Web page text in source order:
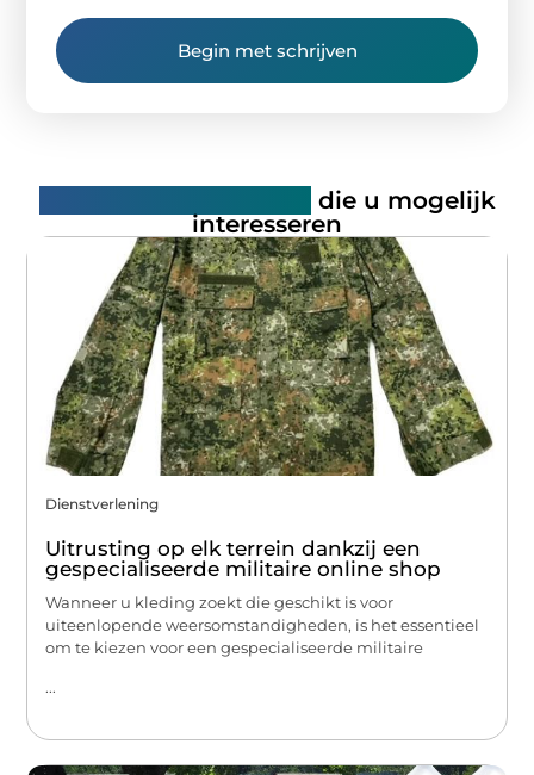
Begin met schrijven
die u mogelijk
interesseren
Dienstverlening
Uitrusting op elk terrein dankzij een
gespecialiseerde militaire online shop
Wanneer u kleding zoekt die geschikt is voor
uiteenlopende weersomstandigheden, is het essentieel
om te kiezen voor een gespecialiseerde militaire
...